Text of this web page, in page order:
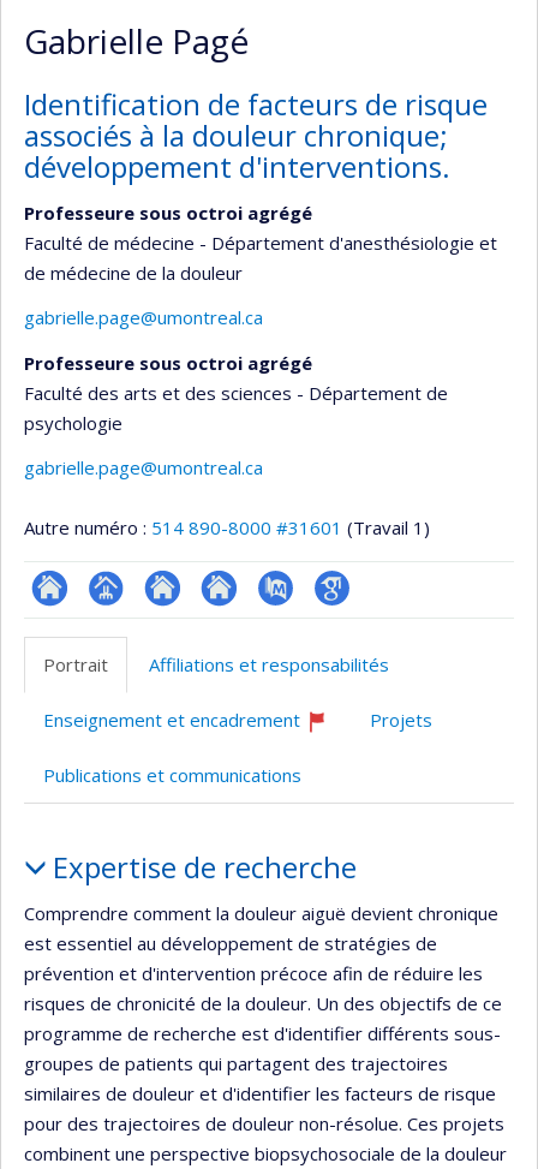
Gabrielle Pagé
Identification de facteurs de risque
associés à la douleur chronique;
développement d'interventions.
Professeure sous octroi agrégé
Faculté de médecine - Département d'anesthésiologie et
de médecine de la douleur
gabrielle.page@umontreal.ca
Professeure sous octroi agrégé
Faculté des arts et des sciences - Département de
psychologie
gabrielle.page@umontreal.ca
Autre numéro : 514 890-8000 #31601 (Travail 1)
ResearchGate
Page
professionnelle
(faculté,département,école)
Site
web
l’unité
recherche
Site
l’unité
recherche
PubMedGoogle
Portrait Affiliations et responsabilités
Enseignement et encadrement
Projets
Publications et communications
Expertise de recherche
Comprendre comment la douleur aiguë devient chronique
est essentiel au développement de stratégies de
prévention et d'intervention précoce afin de réduire les
risques de chronicité de la douleur. Un des objectifs de ce
programme de recherche est d'identifier différents sous-
groupes de patients qui partagent des trajectoires
similaires de douleur et d'identifier les facteurs de risque
pour des trajectoires de douleur non-résolue. Ces projets
combinent une perspective biopsychosociale de la douleur